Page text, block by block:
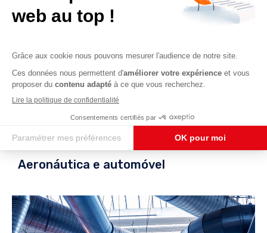
Aeronáutica e automóvel